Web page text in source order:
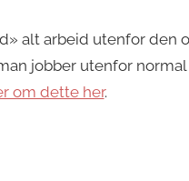
alt arbeid utenfor
jobber utenfor
om dette her.